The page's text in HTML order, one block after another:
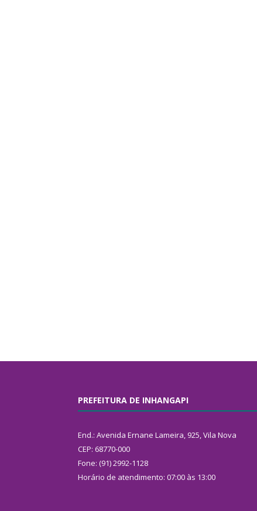
PREFEITURA DE INHANGAPI
End.: Avenida Ernane Lameira, 925, Vila Nova
CEP: 68770-000
Fone: (91) 2992-1128
Horário de atendimento: 07:00 às 13:00